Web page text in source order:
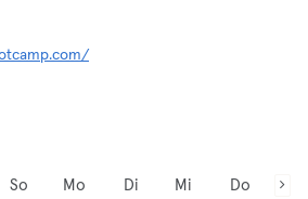
So
Mo
Di
Mi
Do